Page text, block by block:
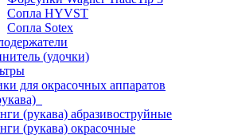
Сопла HYVST
Сопла Sotex
(удочки)
для окрасочных аппаратов
(рукава) абразивоструйные
(рукава) окрасочные